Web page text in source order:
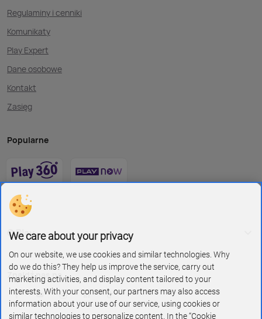
Regulaminy i cenniki
Komunikaty
Play Expert
Dane osobowe
Kontakt
Zasięg
Popularne
O Play
Znajdź nas na
We care about your privacy
On our website, we use cookies and similar technologies. Why
do we do this? They help us improve the service, carry out
marketing activities, and display content tailored to your
interests. With your consent, our partners may also access
information about your use of our service, using cookies or
similar technologies to personalize content. In the “Cookie